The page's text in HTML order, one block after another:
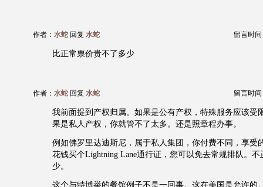
作者： 水蛇 回复 水蛇 留言时间
比正常票价贵不了多少
作者： 水蛇 回复 水蛇 留言时间
我前面提到产权归属。如果是公有产权，特殊服务应该受
果是私人产权，你就管不了太多。还是照章程办事。
例如佛罗里达迪斯尼，属于私人集团，你付费不同，享受
花钱买个Lightning Lane通行证，您可以免去常规排队。
少。
这个与特博举的餐馆例子不是一回事。这在美国是允许的